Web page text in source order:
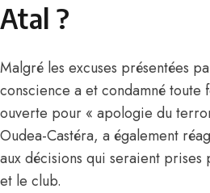
Atal ?
Malgré les excuses présentées
conscience a et condamné
ouverte pour « apologie du
Oudea-Castéra, a également
aux décisions qui seraient
et le club.